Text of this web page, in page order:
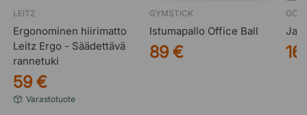
LEITZ
Ergonominen hiirimatto
Leitz Ergo - Säädettävä
rannetuki
59 €
Varastotuote
GYMSTICK
Istumapallo Office Ball
89 €